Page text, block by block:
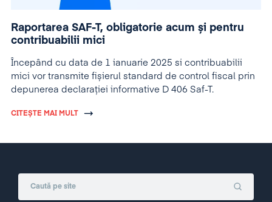
Raportarea SAF-T, obligatorie acum și pentru
contribuabilii mici
Începând cu data de 1 ianuarie 2025 si contribuabilii
mici vor transmite fișierul standard de control fiscal prin
depunerea declarației informative D 406 Saf-T.
CITEȘTE MAI MULT